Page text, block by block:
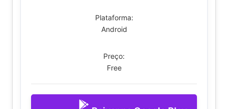
Plataforma:
Android
Preço:
Free